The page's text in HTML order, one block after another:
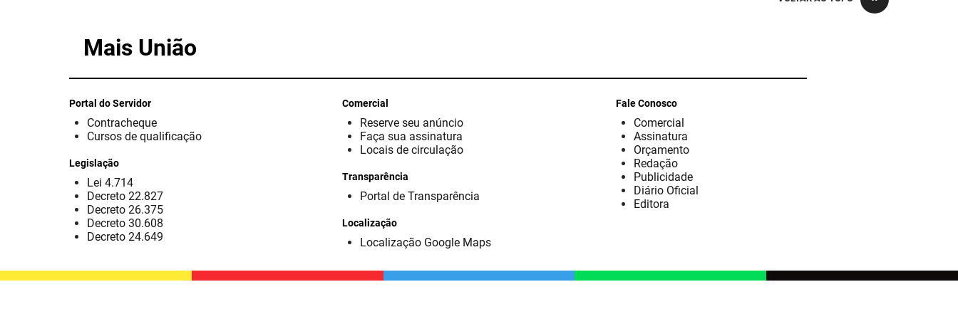
Mais União
Portal do Servidor
Contracheque
Cursos de qualificação
Legislação
Lei 4.714
Decreto 22.827
Decreto 26.375
Decreto 30.608
Decreto 24.649
Comercial
Reserve seu anúncio
Faça sua assinatura
Locais de circulação
Transparência
Portal de Transparência
Localização
Localização Google Maps
Fale Conosco
Comercial
Assinatura
Orçamento
Redação
Publicidade
Diário Oficial
Editora